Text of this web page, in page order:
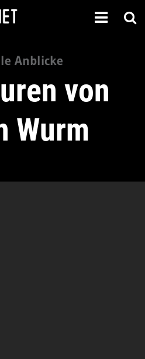
Anblicke
von
Wurm